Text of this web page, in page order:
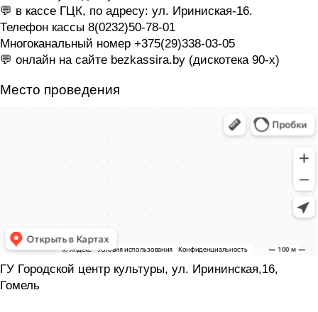
💬 в кассе ГЦК, по адресу: ул. Ириниская-16.
Телефон кассы 8(0232)50-78-01
Многоканальный номер +375(29)338-03-05
💬 онлайн на сайте bezkassira.by (дискотека 90-х)
Место проведения
ГУ Городской центр культуры, ул. Ирининская,16,
Гомель